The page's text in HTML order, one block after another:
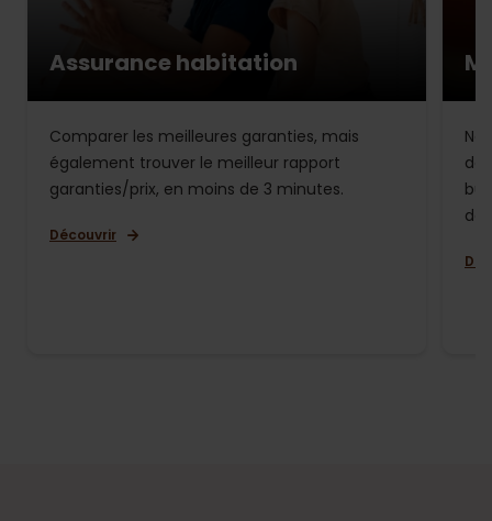
Assurance habitation
Comparer les meilleures garanties, mais
également trouver le meilleur rapport
garanties/prix, en moins de 3 minutes.
Découvrir
de
de